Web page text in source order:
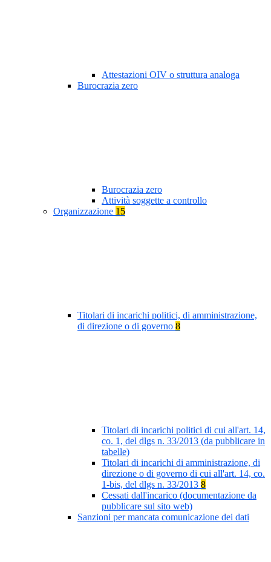
Attestazioni OIV o struttura analoga
Burocrazia zero
Burocrazia zero
Attività soggette a controllo
Organizzazione 15
Titolari di incarichi politici, di amministrazione,
di direzione o di governo 8
Titolari di incarichi politici di cui all'art. 14,
co. 1, del dlgs n. 33/2013 (da pubblicare in
tabelle)
Titolari di incarichi di amministrazione, di
direzione o di governo di cui all'art. 14, co.
1-bis, del dlgs n. 33/2013 8
Cessati dall'incarico (documentazione da
pubblicare sul sito web)
Sanzioni per mancata comunicazione dei dati